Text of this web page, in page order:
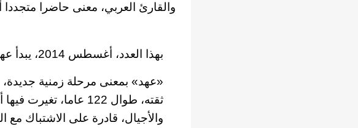
والقارئ العربي، معنى حاضرا متجددا
بهذا العدد، أغسطس 2014، يبدأ عهد جديد من عمر «الهلال».
«عهد» بمعنى مرحلة زمنية جديدة،
ثقته، طوال 122
والأجيال، قادرة على الاشتباك مع